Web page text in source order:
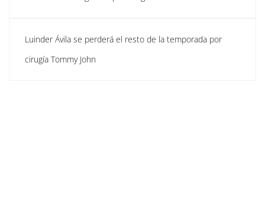
Luinder Ávila se perderá el resto de la temporada por
cirugía Tommy John